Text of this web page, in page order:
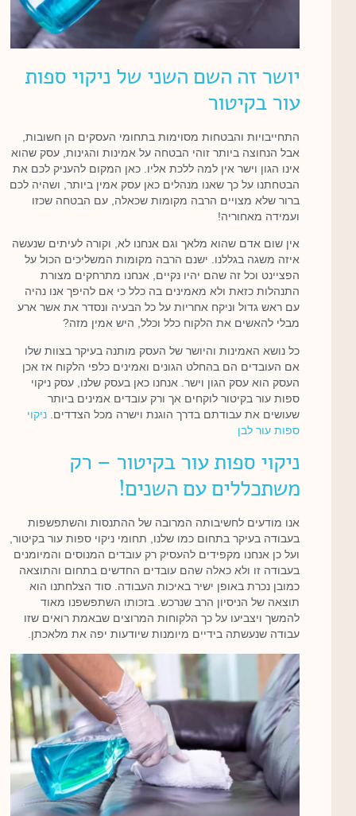
יושר זה השם השני של ניקוי ספות
עור בקיטור
התחייבויות והבטחות מסוימות בתחומי העסקים הן חשובות,
אבל הנחוצה ביותר זוהי הבטחה על אמינות והגינות, עסק שהוא
אינו הגון וישר אין למה ללכת אליו. כאן המקום להעניק לכם את
הבטחתנו על כך שאנו מנהלים כאן עסק אמין ביותר, ושהיה לכם
ברור שלא מצויים הרבה מקומות שכאלה, עם הבטחה שכזו
ועמידה מאחוריה!
אין שום אדם שהוא מלאך וגם אנחנו לא, וקורה לעיתים שנעשה
איזה משגה בגללנו. ישנם הרבה מקומות המשליכים הכול על
הפציינט וכל זה שהם יהיו נקיים, אנחנו מתרחקים מצורת
התנהלות כזאת ולא מאמינים בה כלל כי אם להיפך אנו נהיה
עם ראש גדול וניקח אחריות על כל הבעיה ונסדר את אשר ארע
מבלי להאשים את הלקוח כלל וכלל, היש אמין מזה?
כל נושא האמינות והיושר של העסק מותנה בעיקר בצוות שלו
אם העובדים הם בהחלט הגונים ואמינים כלפי הלקוח אז אכן
העסק הוא עסק הגון וישר. אנחנו כאן בעסק שלנו, עסק ניקוי
ספות עור בקיטור לוקחים אך ורק עובדים אמינים ביותר
שעושים את עבודתם בדרך הוגנת וישרה מכל הצדדים. ניקוי
ספות עור לבן
ניקוי ספות עור בקיטור – רק
משתכללים עם השנים!
אנו מודעים לחשיבותה המרובה של ההתנסות והשתפשפות
בעבודה בעיקר בתחום כמו שלנו, תחומי ניקוי ספות עור בקיטור,
ועל כן אנחנו מקפידים להעסיק רק עובדים המנוסים והמיומנים
בעבודה זו ולא כאלה שהם עובדים החדשים בתחום והתוצאה
כמובן נכרת באופן ישיר באיכות העבודה. סוד הצלחתנו הוא
תוצאה של הניסיון הרב שנרכש. בזכותו השתפשפנו מאוד
להמשך ויצביעו על כך הלקוחות המרוצים שבאמת רואים שזו
עבודה שנעשתה בידיים מיומנות שיודעות יפה את מלאכתן.